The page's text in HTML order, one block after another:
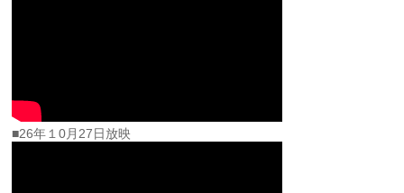
■26年１0月27日放映